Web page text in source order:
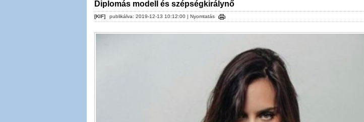
Diplomás modell és szépségkirálynő
[KIF] publikálva: 2019-12-13 10:12:00 | Nyomtatás